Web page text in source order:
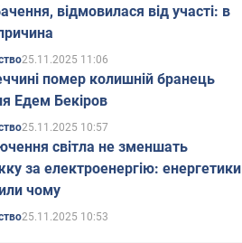
відмовилася від участі: в
25.11.2025 11:06
помер колишній бранець
Едем Бекіров
25.11.2025 10:57
світла не зменшать
за електроенергію: енергетики
чому
25.11.2025 10:53